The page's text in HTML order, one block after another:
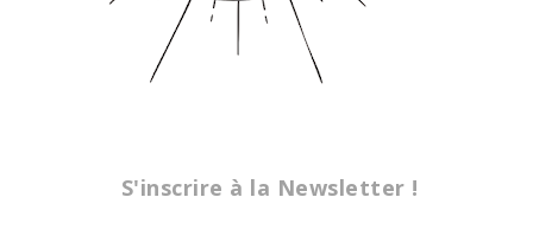
S'inscrire à la Newsletter !